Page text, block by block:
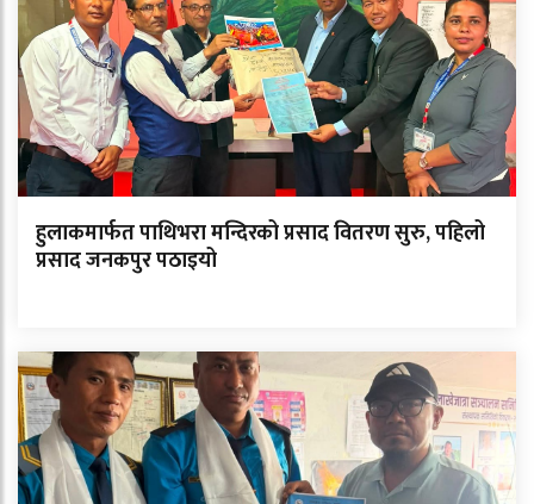
हुलाकमार्फत पाथिभरा मन्दिरको प्रसाद वितरण सुरु, पहिलो
प्रसाद जनकपुर पठाइयो